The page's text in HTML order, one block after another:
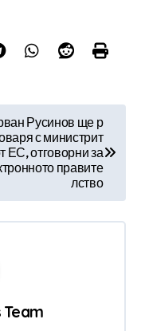
Русинов ще р
с министрит
ЕС, отговорни за
правите
лство
Team